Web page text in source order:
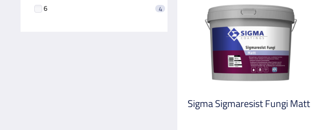
6 4
Sigma Sigmaresist Fungi Matt